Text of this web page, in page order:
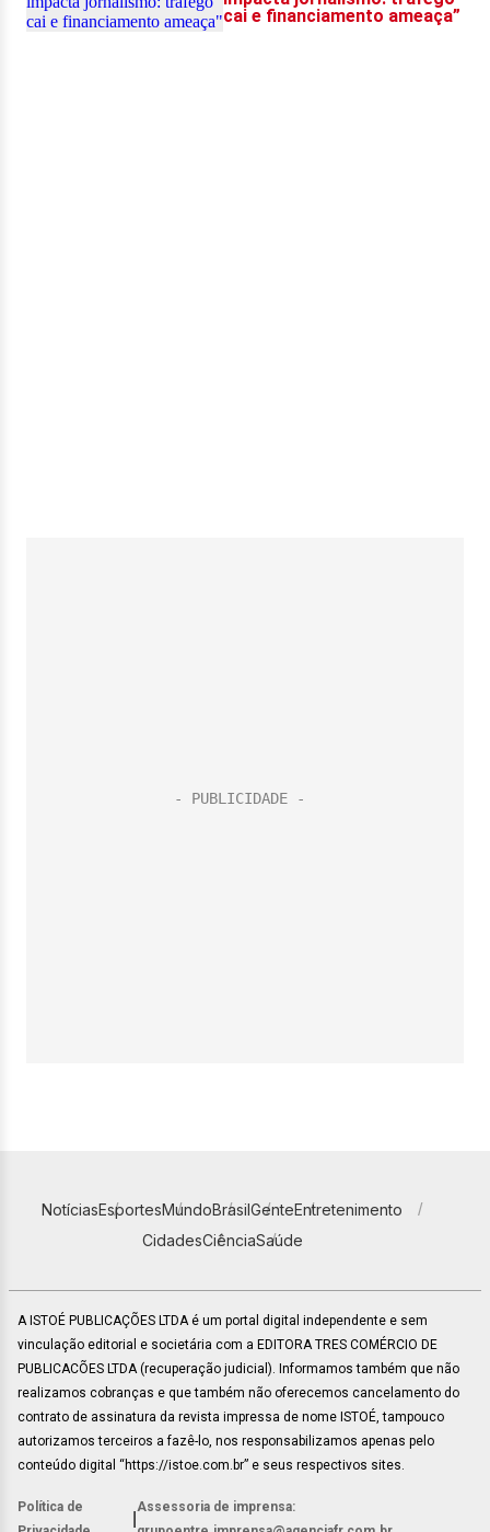
NotíciasEsportesMundoBrasilGenteEntretenimento
CidadesCiênciaSaúde
A ISTOÉ PUBLICAÇÕES LTDA é um portal digital independente e sem
vinculação editorial e societária com a EDITORA TRES COMÉRCIO DE
PUBLICACÕES LTDA (recuperação judicial). Informamos também que não
realizamos cobranças e que também não oferecemos cancelamento do
contrato de assinatura da revista impressa de nome ISTOÉ, tampouco
autorizamos terceiros a fazê-lo, nos responsabilizamos apenas pelo
conteúdo digital “https://istoe.com.br” e seus respectivos sites.
Política de
Assessoria de imprensa: